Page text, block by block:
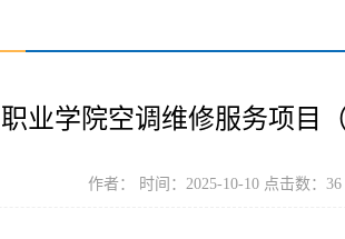
业学院空调维修服务项目
作者： 时间：2025-10-10 点击数： 36